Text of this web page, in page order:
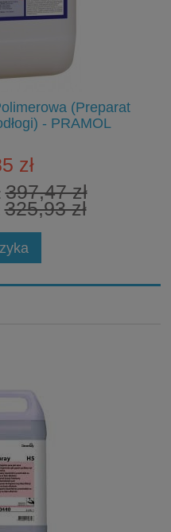
(Preparat
- PRAMOL
zł
397,47 zł
325,93 zł